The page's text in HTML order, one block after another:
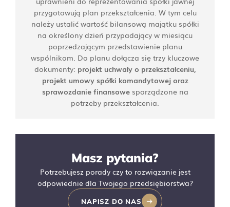
przygotowują plan przekształcenia. W tym celu
należy ustalić wartość bilansową majątku spółki
na określony dzień przypadający w miesiącu
poprzedzającym przedstawienie planu
wspólnikom. Do planu dołącza się trzy kluczowe
dokumenty: projekt uchwały o przekształceniu,
projekt umowy spółki komandytowej oraz
sprawozdanie finansowesporządzone na
potrzeby przekształcenia.
Masz pytania?
Potrzebujesz porady czy to rozwiązanie jest
odpowiednie dla Twojego przedsiębiorstwa?
NAPISZ DO NAS